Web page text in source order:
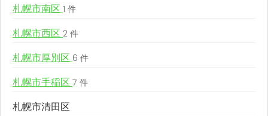
札幌市南区 1 件
札幌市西区 2 件
札幌市厚別区 6 件
札幌市手稲区 7 件
札幌市清田区